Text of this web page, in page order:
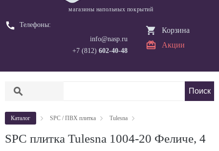
магазины напольных покрытий
call
Телефоны:
info@nasp.ru
+7 (812) 602-40-48
Корзина
Акции
search
Каталог SPC / ПВХ плитка Tulesna
SPC плитка Tulesna 1004-20 Феличе, 4